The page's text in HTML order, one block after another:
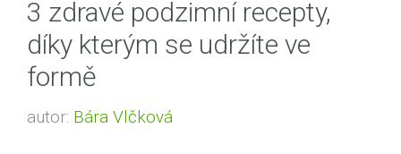
3 zdravé podzimní recepty,
díky kterým se udržíte ve
formě
autor: Bára Vlčková